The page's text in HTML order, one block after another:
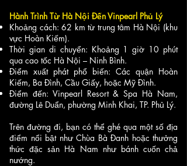
Hành Trình Từ Hà Nội Đến Vinpearl Phủ Lý
Khoảng cách: 62 km từ trung tâm Hà Nội (khu
vực Hoàn Kiếm).
Thời gian di chuyển: Khoảng 1 giờ 10 phút
qua cao tốc Hà Nội – Ninh Bình.
Điểm xuất phát phổ biến: Các quận Hoàn
Kiếm, Ba Đình, Cầu Giấy, hoặc Mỹ Đình.
Điểm đến: Vinpearl Resort & Spa Hà Nam,
đường Lê Duẩn, phường Minh Khai, TP. Phủ Lý.
Trên đường đi, bạn có thể ghé qua một số địa
điểm nổi bật như Chùa Bà Đanh hoặc thưởng
thức đặc sản Hà Nam như bánh cuốn chả
nướng.